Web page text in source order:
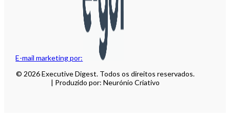
E-mail marketing por:
© 2026 Executive Digest. Todos os direitos reservados.
| Produzido por: Neurónio Criativo